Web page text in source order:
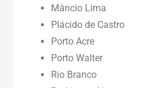
Piauí (PI)
Rondônia (RO)
Mâncio Lima
Plácido de Castro
Porto Acre
Porto Walter
Rio Branco